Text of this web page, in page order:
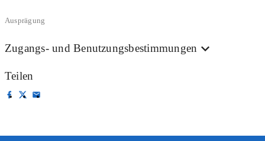
Ausprägung
Zugangs- und Benutzungsbestimmungen
Teilen